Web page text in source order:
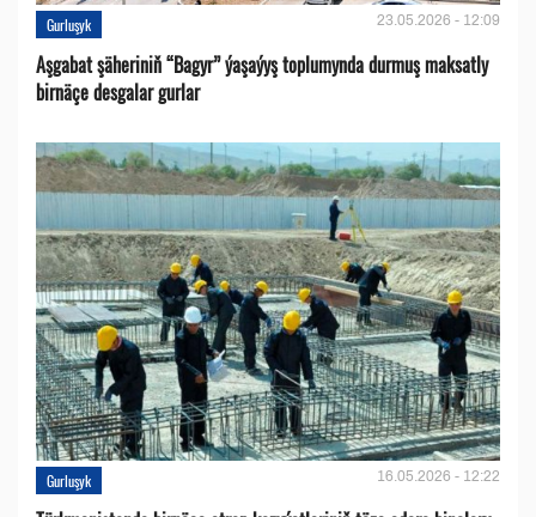
Gurluşyk 23.05.2026 - 12:09
Aşgabat şäheriniň “Bagyr” ýaşaýyş toplumynda durmuş maksatly
birnäçe desgalar gurlar
Gurluşyk 16.05.2026 - 12:22